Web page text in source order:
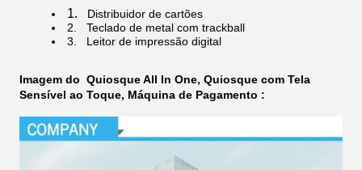
1.
Distribuidor de cartões
2.
Teclado de metal com trackball
3.
Leitor de impressão digital
Imagem do Quiosque All In One, Quiosque com Tela
Sensível ao Toque, Máquina de Pagamento​​​​ ​ :